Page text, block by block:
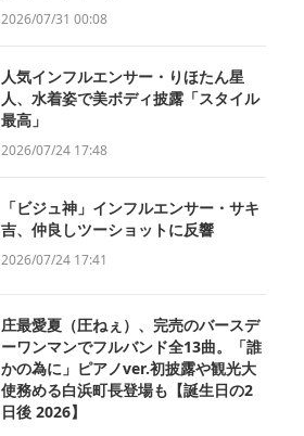
2026/07/31 00:08
人気インフルエンサー・りほたん星
人、水着姿で美ボディ披露「スタイル
最高」
2026/07/24 17:48
「ビジュ神」インフルエンサー・サキ
吉、仲良しツーショットに反響
2026/07/24 17:41
庄最愛夏（圧ねぇ）、完売のバースデ
ーワンマンでフルバンド全13曲。「誰
かの為に」ピアノver.初披露や観光大
使務める白浜町長登場も【誕生日の2
日後 2026】